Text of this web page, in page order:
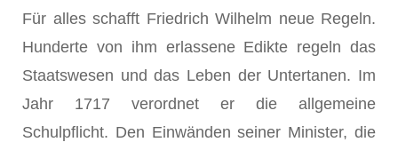
Für alles schafft Friedrich Wilhelm neue Regeln.
Hunderte von ihm erlassene Edikte regeln das
Staatswesen und das Leben der Untertanen. Im
Jahr 1717 verordnet er die allgemeine
Schulpflicht. Den Einwänden seiner Minister, die